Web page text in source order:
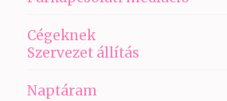
Cégeknek
Szervezet állítás
Naptáram